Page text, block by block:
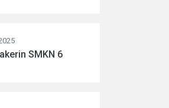
SMKN 6